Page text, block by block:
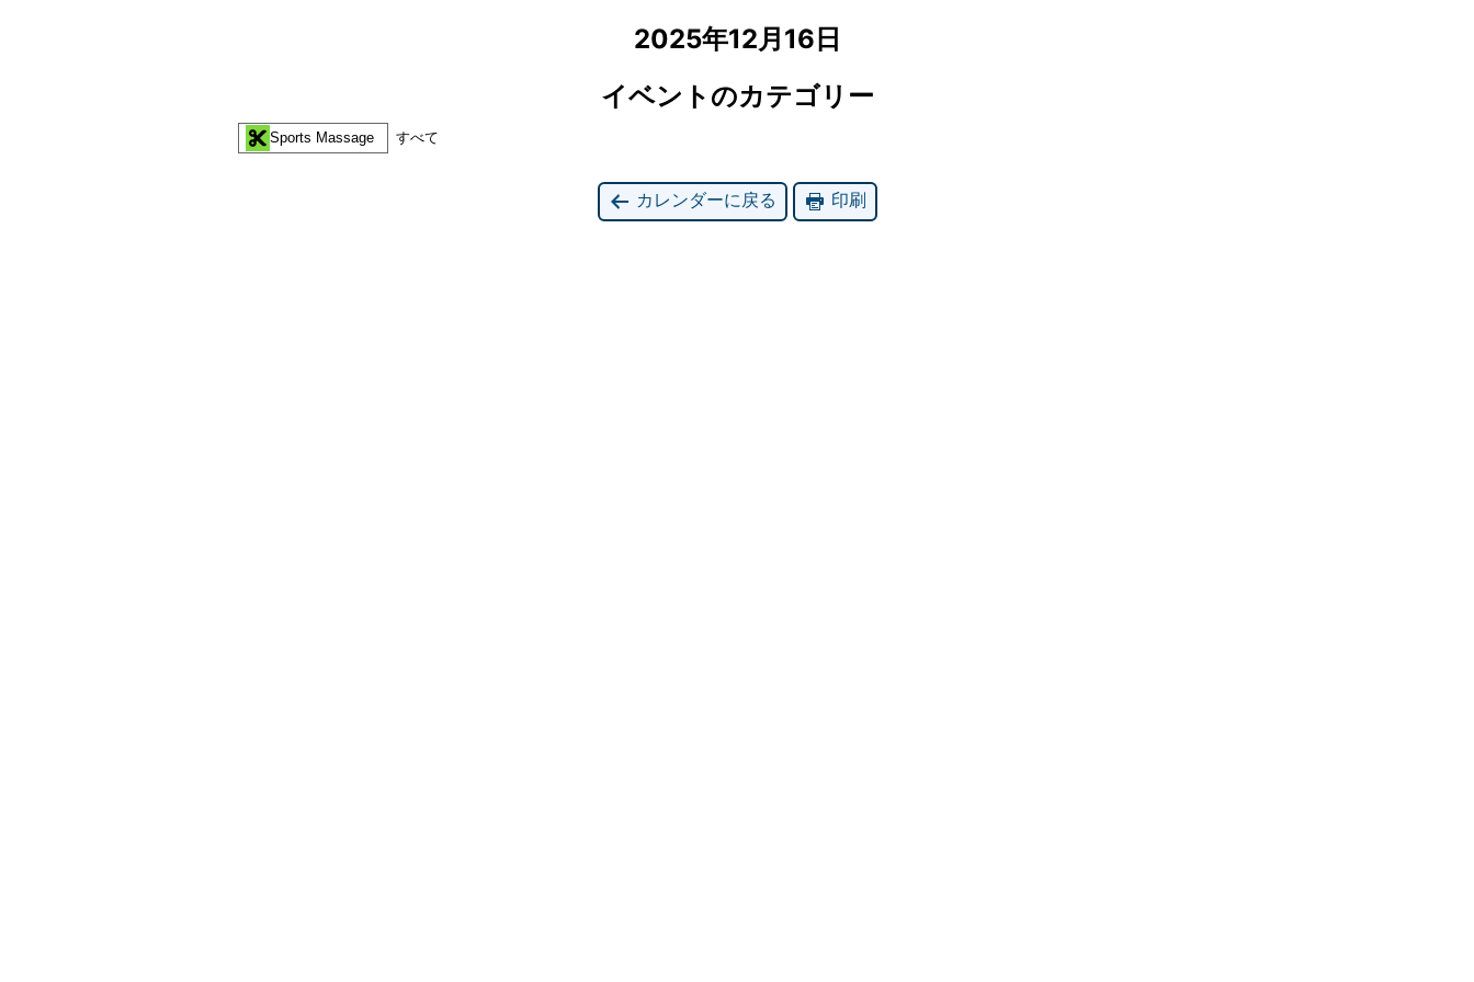
2025年12月16日
イベントのカテゴリー
Sports Massage すべて
カレンダーに戻る 印刷